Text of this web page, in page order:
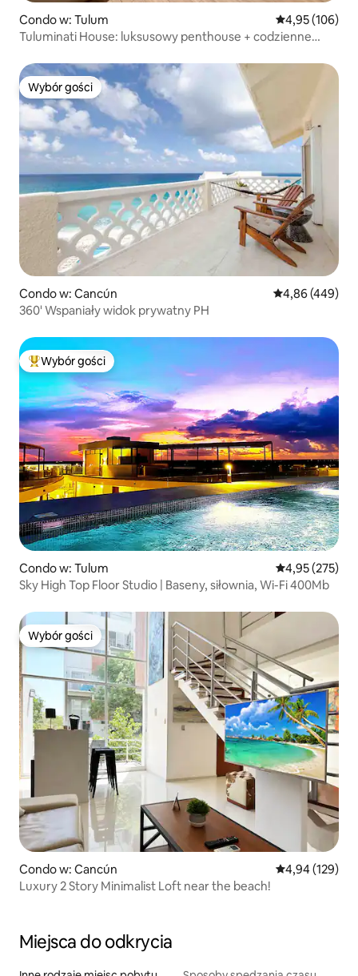
Condo w: Tulum Średnia
4,95 (106)
Tuluminati House: luksusowy penthouse + codzienne
Wybór gości
Wybór gości
Condo w: Cancún Średnia
4,86 (449)
360' Wspaniały widok prywatny PH
Najpopularniejsze z kategorii Wybór gości
Wybór gości
Condo w: Tulum Średnia
4,95 (275)
Sky High Top Floor Studio | Baseny, siłownia, Wi-Fi 400Mb
Wybór gości
Wybór gości
Condo w: Cancún Średnia
4,94 (129)
Luxury 2 Story Minimalist Loft near the beach!
Miejsca do odkrycia